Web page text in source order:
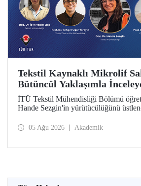
Tekstil Kaynaklı Mikrolif
Bütüncül Yaklaşımla
Azaltım Stratejileri
TÜBİTAK Desteği
İTÜ Tekstil Mühendisliği Bölümü
Hande Sezgin'in yürütücülüğünü
Koşullarına Bağlı Mikrolif Salımı:
05 Ağu 2026 Akademik